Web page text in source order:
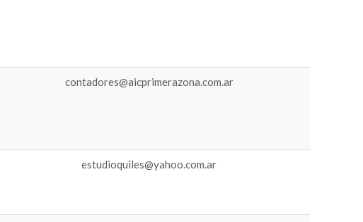
contadores@aicprimerazona.com.ar
estudioquiles@yahoo.com.ar